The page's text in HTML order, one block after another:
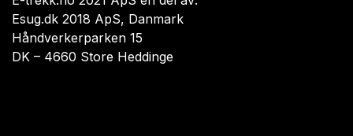
Esug.dk 2018 ApS, Danmark
Håndverkerparken 15
DK – 4660 Store Heddinge